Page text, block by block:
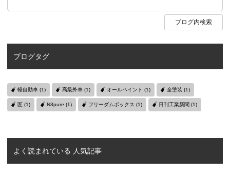
ブログタグ
軽自動車 (1) 高級外車 (1) オールペイント (1) 全塗装 (1)
匠 (1) N3pure (1) フリーダムボックス (1) 日刊工業新聞 (1)
よく読まれている 人気記事